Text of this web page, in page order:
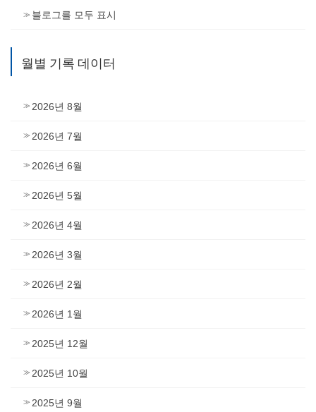
블로그를 모두 표시
월별 기록 데이터
2026년 8월
2026년 7월
2026년 6월
2026년 5월
2026년 4월
2026년 3월
2026년 2월
2026년 1월
2025년 12월
2025년 10월
2025년 9월